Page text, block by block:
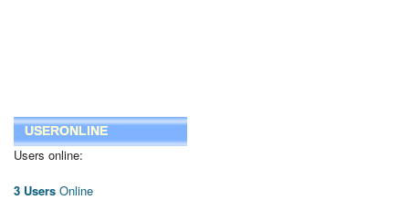
USERONLINE
Users online:
3 Users Online